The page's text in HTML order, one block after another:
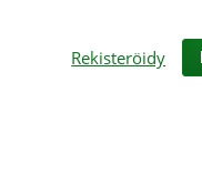
Rekisteröidy